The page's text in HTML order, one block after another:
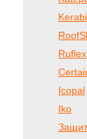
Ruflex
Icopal
Iko